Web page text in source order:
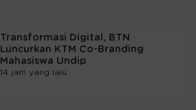
Transformasi Digital, BTN
Luncurkan KTM Co-Branding
Mahasiswa Undip
14 jam yang lalu